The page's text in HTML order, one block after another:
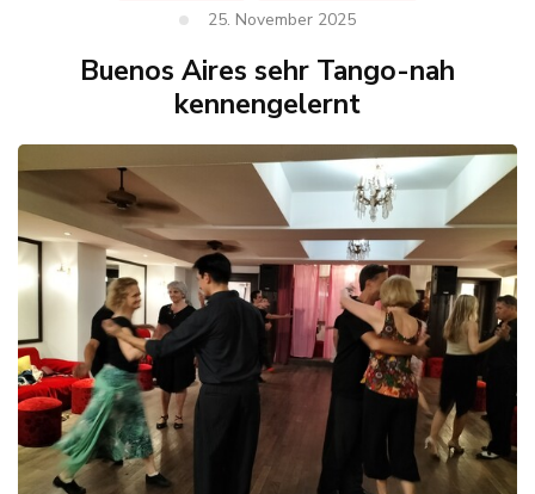
25. November 2025
Buenos Aires sehr Tango-nah
kennengelernt